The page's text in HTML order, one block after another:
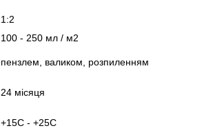
1:2
100 - 250 мл / м2
пензлем, валиком, розпиленням
24 місяця
+15C - +25C